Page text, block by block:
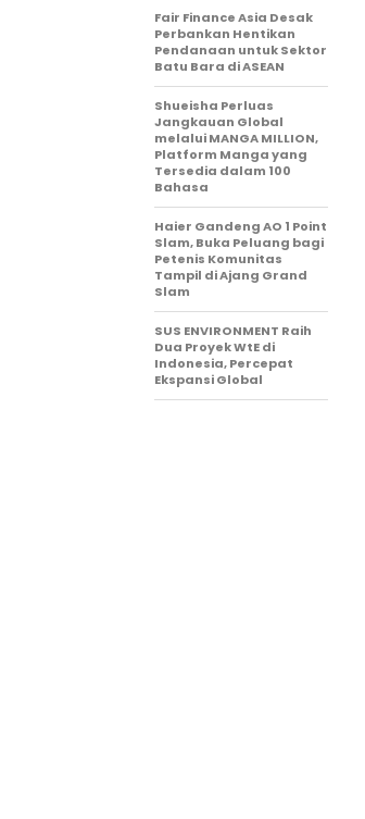
Fair Finance Asia Desak
Perbankan Hentikan
Pendanaan untuk Sektor
Batu Bara di ASEAN
Shueisha Perluas
Jangkauan Global
melalui MANGA MILLION,
Platform Manga yang
Tersedia dalam 100
Bahasa
Haier Gandeng AO 1 Point
Slam, Buka Peluang bagi
Petenis Komunitas
Tampil di Ajang Grand
Slam
SUS ENVIRONMENT Raih
Dua Proyek WtE di
Indonesia, Percepat
Ekspansi Global